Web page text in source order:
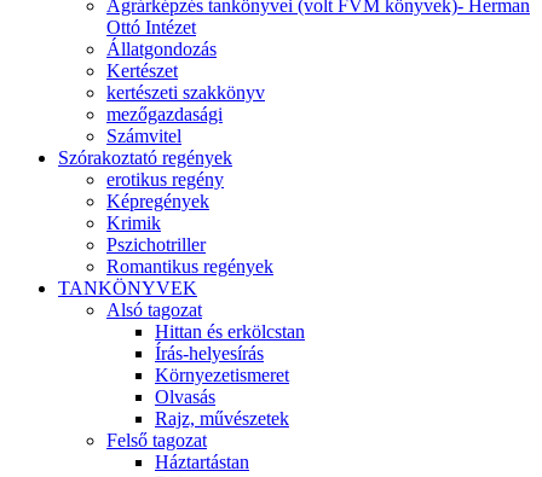
Agrárképzés tankönyvei (volt FVM könyvek)- Herman
Ottó Intézet
Állatgondozás
Kertészet
kertészeti szakkönyv
mezőgazdasági
Számvitel
Szórakoztató regények
erotikus regény
Képregények
Krimik
Pszichotriller
Romantikus regények
TANKÖNYVEK
Alsó tagozat
Hittan és erkölcstan
Írás-helyesírás
Környezetismeret
Olvasás
Rajz, művészetek
Felső tagozat
Háztartástan